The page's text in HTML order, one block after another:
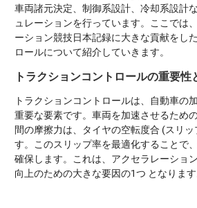
車両諸元決定、制御系設計、冷却系設計
ュレーションを行っています。ここでは
ーション競技日本記録に大きな貢献をし
ロールについて紹介していきます。
トラクションコントロールの重要性
トラクションコントロールは、自動車の
重要な要素です。車両を加速させるため
間の摩擦力は、タイヤの空転度合 (スリ
す。このスリップ率を最適化することで
確保します。これは、アクセラレーショ
向上のための大きな要因の1つ となります